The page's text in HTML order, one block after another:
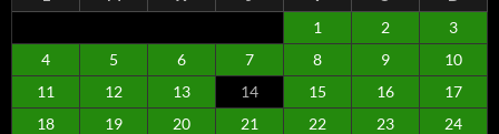
1
2
3
4
5 6 7 8 9
10
11
12 13 14 15 16
17
18
19 20 21 22 23
24